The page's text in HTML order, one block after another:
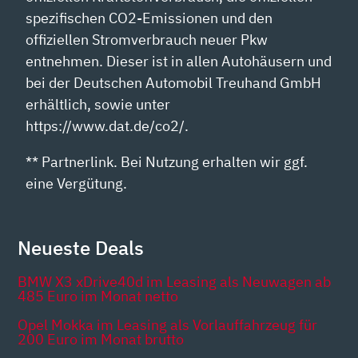
spezifischen CO2-Emissionen und den
offiziellen Stromverbrauch neuer Pkw
entnehmen. Dieser ist in allen Autohäusern und
bei der Deutschen Automobil Treuhand GmbH
erhältlich, sowie unter
https://www.dat.de/co2/.
** Partnerlink. Bei Nutzung erhalten wir ggf.
eine Vergütung.
Neueste Deals
BMW X3 xDrive40d im Leasing als Neuwagen ab
485 Euro im Monat netto
Opel Mokka im Leasing als Vorlauffahrzeug für
200 Euro im Monat brutto